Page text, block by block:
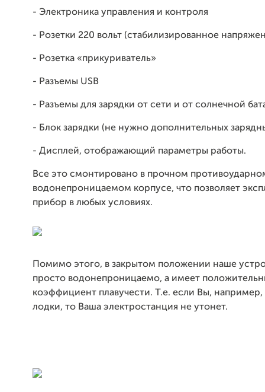
- Электроника управления и контроля
- Розетки 220 вольт (стабилизированное
- Розетка «прикуриватель»
- Разъемы USB
- Разъемы для зарядки от сети и от солнечной
- Блок зарядки (не нужно дополнительных
- Дисплей, отображающий параметры работы.
Все это смонтировано в прочном
водонепроницаемом корпусе, что позволяет
прибор в любых условиях.
Помимо этого, в закрытом положении наше
просто водонепроницаемо, а имеет
коэффициент плавучести. Т.е. если Вы, например,
лодки, то Ваша электростанция не утонет.